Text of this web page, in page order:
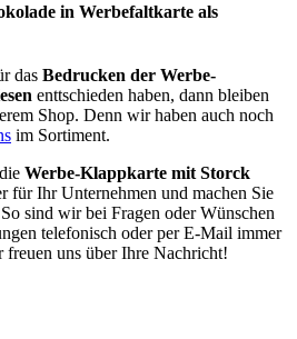
in Werbefaltkarte als
das Bedrucken der Werbe-
enttschieden haben, dann bleiben
Shop. Denn wir haben auch noch
im Sortiment.
Werbe-Klappkarte mit Storck
für Ihr Unternehmen und machen Sie
sind wir bei Fragen oder Wünschen
telefonisch oder per E-Mail immer
uns über Ihre Nachricht!